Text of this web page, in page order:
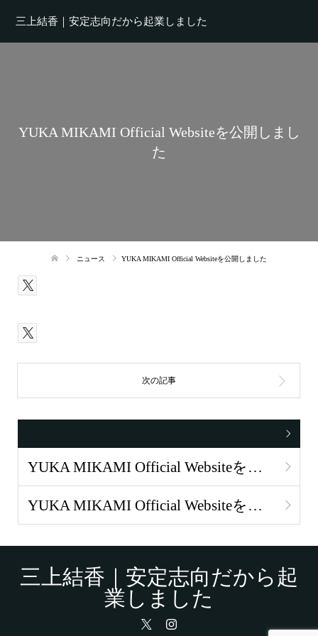
三上結香｜安定志向だから起業しました
YUKA MIKAMI Official Websiteを公開しまし
た
ニュース YUKA MIKAMI Official Websiteを公開しました
YUKA MIKAMI Official Websiteを公開しました
YUKA MIKAMI Official Websiteを公開しました
三上結香｜安定志向だから起
業しました